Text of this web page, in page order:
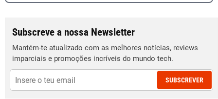
Subscreve a nossa Newsletter
Mantém-te atualizado com as melhores notícias, reviews
imparciais e promoções incríveis do mundo tech.
SUBSCREVER